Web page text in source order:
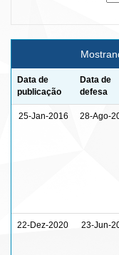
Data de
publicação
Data de
defesa
25-Jan-2016 28-Ago-
22-Dez-2020 23-Jun-